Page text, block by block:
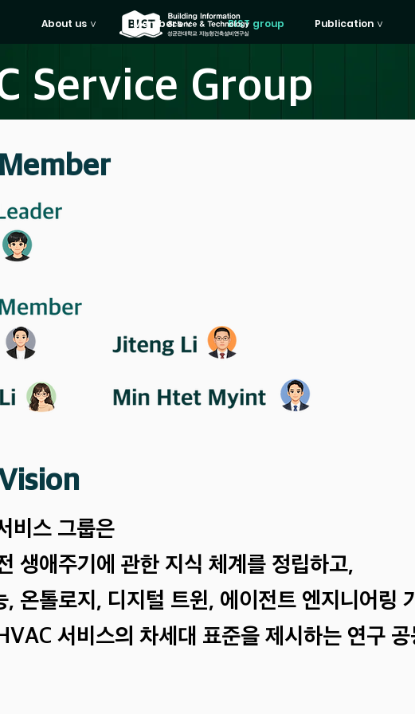
About us ∨ Members ∨ BIST group Publication ∨
Service Group
비스 그룹은
생애주기에 관한 지식 체계를 정립하고,
, 온톨로지, 디지털 트윈, 에이전트 엔지니어링
서비스의 차세대 표준을 제시하는 연구